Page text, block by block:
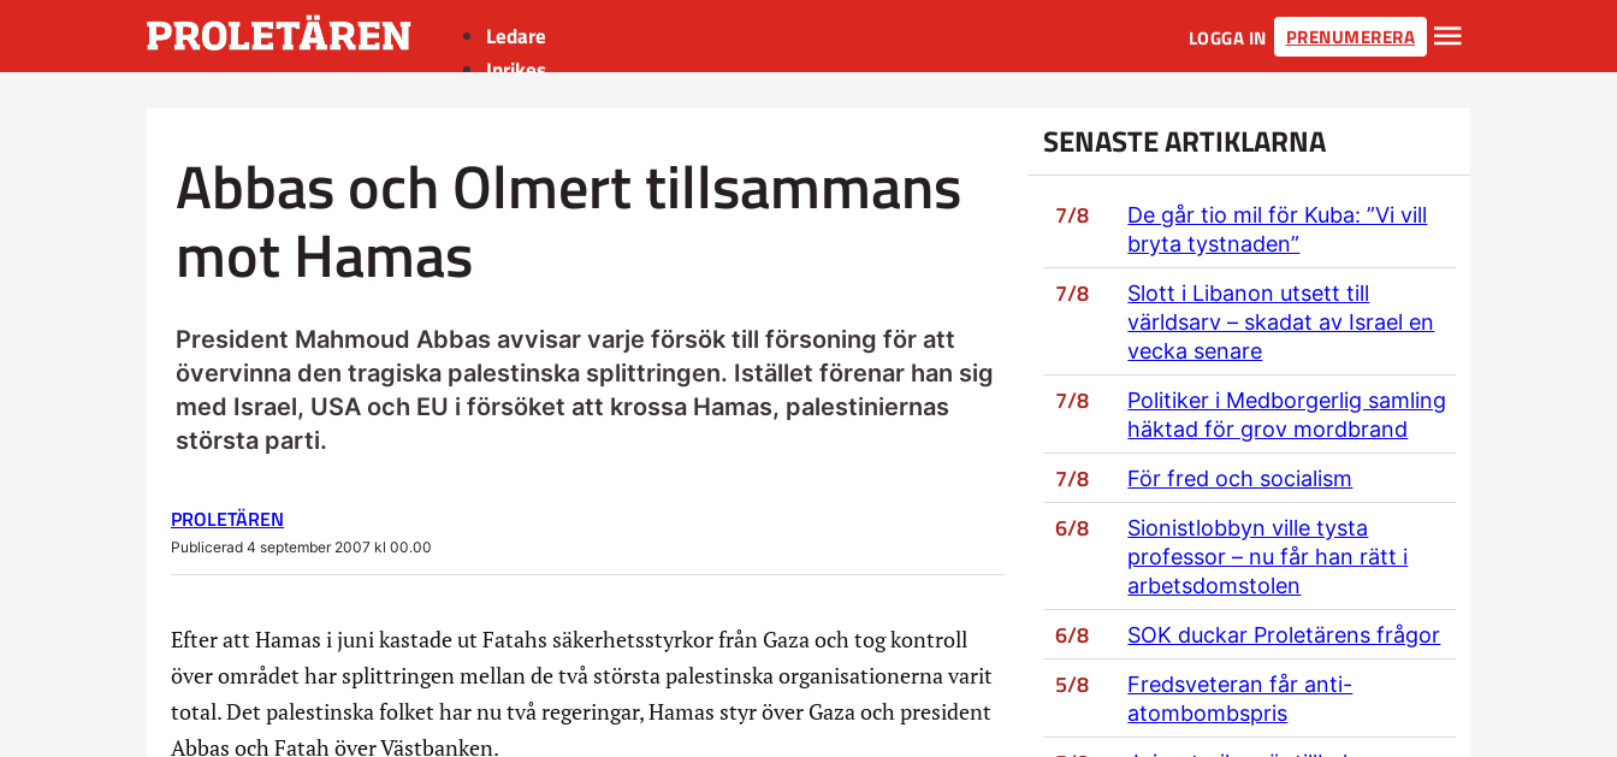
Ledare
Inrikes
Sport
Insänt
LOGGA IN PRENUMERERA
Abbas och Olmert tillsammans
mot Hamas
President Mahmoud Abbas avvisar varje försök till försoning för att
övervinna den tragiska palestinska splittringen. Istället förenar han sig
med Israel, USA och EU i försöket att krossa Hamas, palestiniernas
största parti.
PROLETÄREN
Publicerad 4 september 2007 kl 00.00
Efter att Hamas i juni kastade ut Fatahs säkerhetsstyrkor från Gaza och tog kontroll
över området har splittringen mellan de två största palestinska organisationerna varit
total. Det palestinska folket har nu två regeringar, Hamas styr över Gaza och president
Abbas och Fatah över Västbanken.
SENASTE ARTIKLARNA
7/8
De går tio mil för Kuba: ”Vi vill
bryta tystnaden”
7/8
Slott i Libanon utsett till
världsarv – skadat av Israel en
vecka senare
7/8
Politiker i Medborgerlig samling
häktad för grov mordbrand
7/8 För fred och socialism
6/8
Sionistlobbyn ville tysta
professor – nu får han rätt i
arbetsdomstolen
6/8 SOK duckar Proletärens frågor
5/8
Fredsveteran får anti-
atombombspris